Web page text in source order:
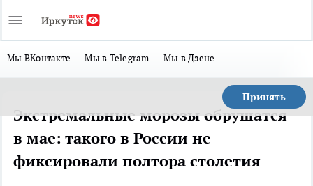
Мы ВКонтакте Мы в Telegram Мы в Дзене
Принять
Экстремальные морозы обрушатся
в мае: такого в России не
фиксировали полтора столетия